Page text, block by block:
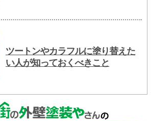
ツートンやカラフルに塗り替えた
い人が知っておくべきこと